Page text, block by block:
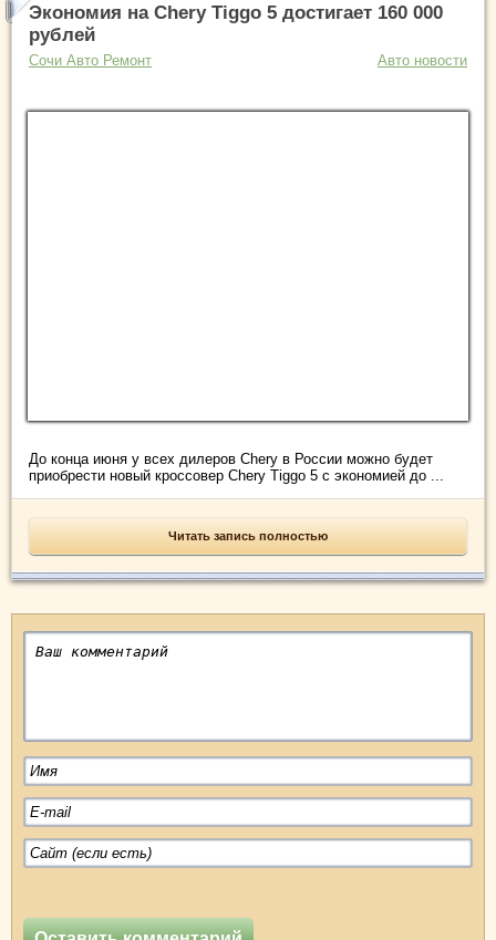
Экономия на Chery Tiggo 5 достигает 160 000
рублей
Сочи Авто Ремонт Авто новости
До конца июня у всех дилеров Chery в России можно будет
приобрести новый кроссовер Chery Tiggo 5 с экономией до ...
Читать запись полностью